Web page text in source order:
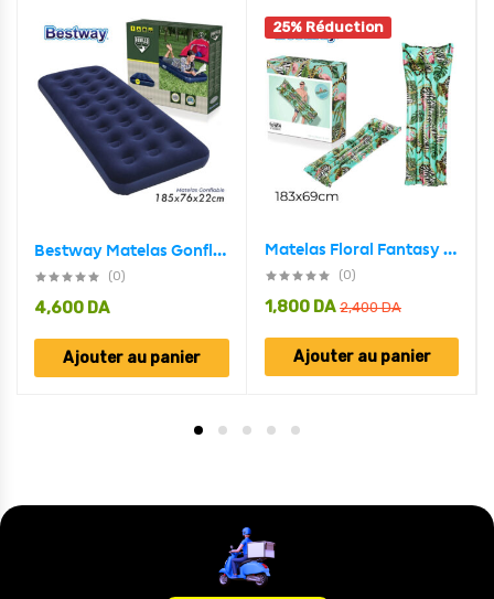
Bestway Matelas Gonflable 185cm 76cm x 22cm 67000
(0)
4,600 DA
Ajouter au panier
25% Réduction
Matelas Floral Fantasy 183 x 69 cm Bestway #44083
(0)
2,400DA
1,800 DA
Ajouter au panier